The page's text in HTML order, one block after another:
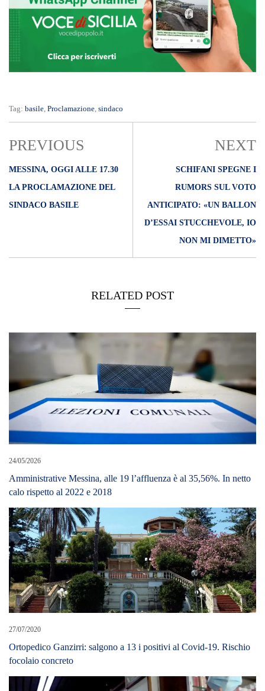
Tag: basile Proclamazione sindaco
PREVIOUS
MESSINA, OGGI ALLE 17.30
LA PROCLAMAZIONE DEL
SINDACO BASILE
NEXT
SCHIFANI SPEGNE I
RUMORS SUL VOTO
ANTICIPATO: «UN BALLON
D’ESSAI STUCCHEVOLE, IO
NON MI DIMETTO»
RELATED POST
24/05/2026
Amministrative Messina, alle 19 l’affluenza è al 35,56%. In netto
calo rispetto al 2022 e 2018
27/07/2020
Ortopedico Ganzirri: salgono a 13 i positivi al Covid-19. Rischio
focolaio concreto